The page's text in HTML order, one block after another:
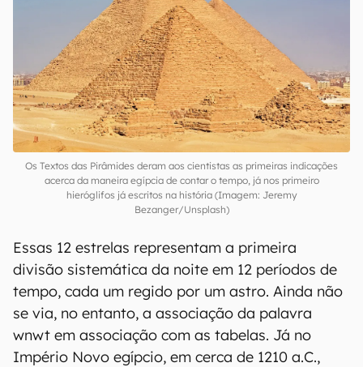
Os Textos das Pirâmides deram aos cientistas as primeiras indicações
acerca da maneira egípcia de contar o tempo, já nos primeiro
hieróglifos já escritos na história (Imagem: Jeremy
Bezanger/Unsplash)
Essas 12 estrelas representam a primeira
divisão sistemática da noite em 12 períodos de
tempo, cada um regido por um astro. Ainda não
se via, no entanto, a associação da palavra
wnwt em associação com as tabelas. Já no
Império Novo egípcio, em cerca de 1210 a.C.,